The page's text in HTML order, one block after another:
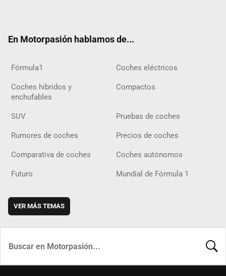
En Motorpasión hablamos de...
Fórmula1 Coches eléctricos
Coches híbridos y
enchufables
Compactos
SUV Pruebas de coches
Rumores de coches Precios de coches
Comparativa de coches Coches autónomos
Futuro Mundial de Fórmula 1
VER MÁS TEMAS